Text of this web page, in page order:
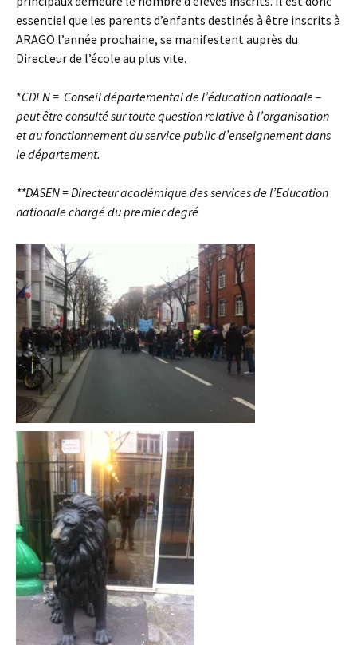
essentiel que les parents d’enfants destinés à être inscrits à
ARAGO l’année prochaine, se manifestent auprès du
Directeur de l’école au plus vite.
*CDEN = Conseil départemental de l’éducation nationale –
peut être consulté sur toute question relative à l’organisation
et au fonctionnement du service public d’enseignement dans
le département.
**DASEN = Directeur académique des services de l’Education
nationale chargé du premier degré